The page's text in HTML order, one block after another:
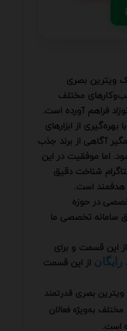
یک ویترین بصری
مختلف
فراهم آورده است.
از ابزارهای
آگاهی از برند جذب
اما موفقیت در این
شناخت دقیق
هدفمند است.
در حوزه
سامانه تخصصی ما
این قسمت و برای
از این قسمت
ویترین بصری قدرتمند
به‌ویژه فعالان
است.